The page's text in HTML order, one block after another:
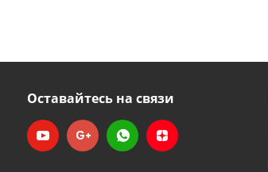
Оставайтесь на связи